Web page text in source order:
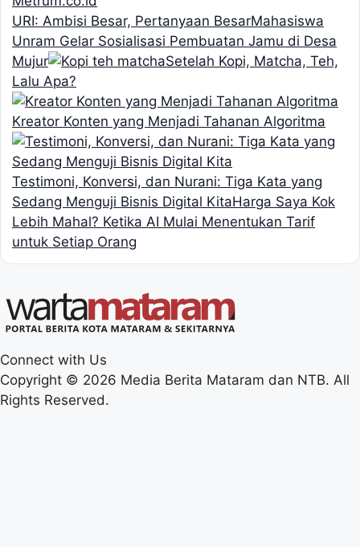
URI: Ambisi Besar, Pertanyaan BesarMahasiswa
Unram Gelar Sosialisasi Pembuatan Jamu di Desa
Mujur
Setelah Kopi, Matcha, Teh,
Lalu Apa?
Kreator Konten yang Menjadi Tahanan Algoritma
Testimoni, Konversi, dan Nurani: Tiga Kata yang
Sedang Menguji Bisnis Digital KitaHarga Saya Kok
Lebih Mahal? Ketika AI Mulai Menentukan Tarif
untuk Setiap Orang
Connect with Us
Copyright © 2026 Media Berita Mataram dan NTB. All
Rights Reserved.